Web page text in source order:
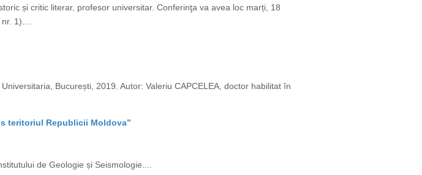
și critic literar, profesor universitar. Conferinţa va avea loc marți, 18
1)....
București, 2019. Autor: Valeriu CAPCELEA, doctor habilitat în
teritoriul Republicii Moldova”
de Geologie și Seismologie....